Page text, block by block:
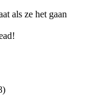
als ze het gaan